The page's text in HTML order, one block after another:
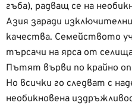
гъба), радващ се на
Азия заради
качества. Семейството
търсачи на ярса от
Пътят върви по крайно
Но всички го следват с
необикновена